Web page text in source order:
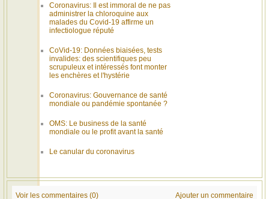
Coronavirus: Il est immoral de ne pas
administrer la chloroquine aux
malades du Covid-19 affirme un
infectiologue réputé
CoVid-19: Données biaisées, tests
invalides: des scientifiques peu
scrupuleux et intéressés font monter
les enchères et l'hystérie
Coronavirus: Gouvernance de santé
mondiale ou pandémie spontanée ?
OMS: Le business de la santé
mondiale ou le profit avant la santé
Le canular du coronavirus
Voir les commentaires (0) Ajouter un commentaire